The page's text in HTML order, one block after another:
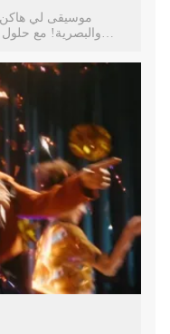
موسيقى لي هاكن
والبصرية! مع
السحري. ألحانه،